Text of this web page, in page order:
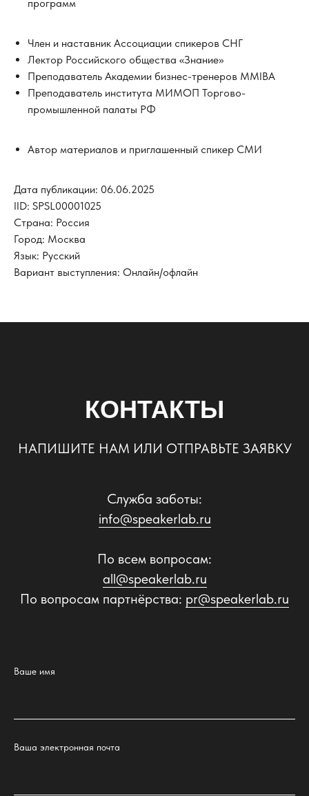
программ
Член и наставник Ассоциации спикеров СНГ
Лектор Российского общества «Знание»
Преподаватель Академии бизнес-тренеров MMIBA
Преподаватель института МИМОП Торгово-
промышленной палаты РФ
Автор материалов и приглашенный спикер СМИ
Дата публикации: 06.06.2025
IID: SPSL00001025
Страна: Россия
Город: Москва
Язык: Русский
Вариант выступления: Онлайн/офлайн
КОНТАКТЫ
НАПИШИТЕ НАМ ИЛИ ОТПРАВЬТЕ ЗАЯВКУ
Служба заботы:
info@speakerlab.ru
По всем вопросам:
all@speakerlab.ru
По вопросам партнёрства: pr@speakerlab.ru
Ваше имя
Ваша электронная почта